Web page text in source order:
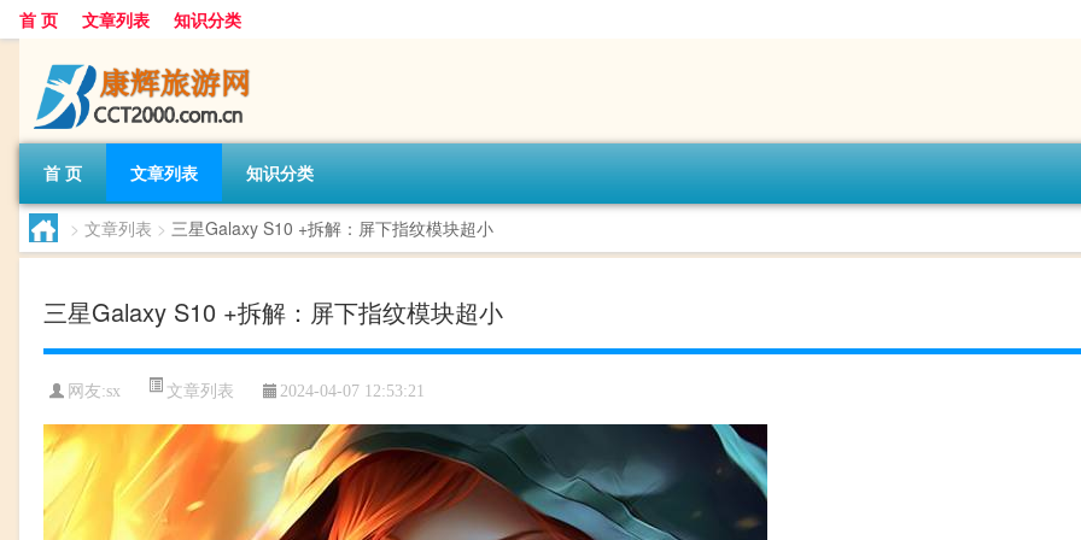
首 页 文章列表 知识分类
首 页 文章列表 知识分类
> 文章列表 > 三星Galaxy S10 +拆解：屏下指纹模块超小
三星Galaxy S10 +拆解：屏下指纹模块超小
网友:sx 文章列表 2024-04-07 12:53:21